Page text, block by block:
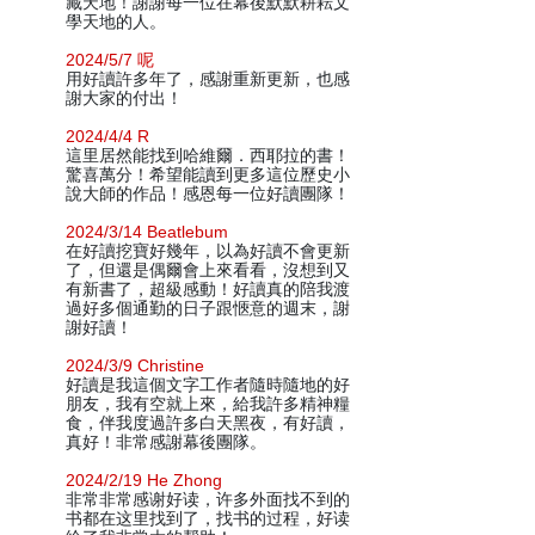
學天地的人。
2024/5/7 呢
用好讀許多年了，感謝重新更新，也感
謝大家的付出！
2024/4/4 R
這里居然能找到哈維爾．西耶拉的書！
驚喜萬分！希望能讀到更多這位歷史小
說大師的作品！感恩每一位好讀團隊！
2024/3/14 Beatlebum
在好讀挖寶好幾年，以為好讀不會更新
了，但還是偶爾會上來看看，沒想到又
有新書了，超級感動！好讀真的陪我渡
過好多個通勤的日子跟愜意的週末，謝
謝好讀！
2024/3/9 Christine
好讀是我這個文字工作者隨時隨地的好
朋友，我有空就上來，給我許多精神糧
食，伴我度過許多白天黑夜，有好讀，
真好！非常感謝幕後團隊。
2024/2/19 He Zhong
非常非常感谢好读，许多外面找不到的
书都在这里找到了，找书的过程，好读